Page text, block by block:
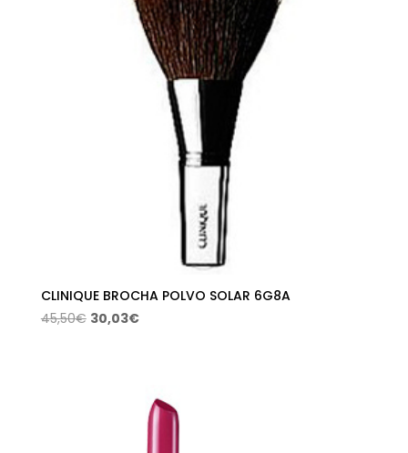
CLINIQUE BROCHA POLVO SOLAR 6G8A
45,50€ El
30,03€El
30,03€.